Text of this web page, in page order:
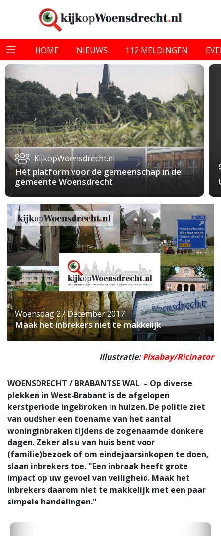
HOME NIEUWS 112 MELDINGEN
KijkopWoensdrecht.nl
Hét platform voor de gemeenschap in de
gemeente Woensdrecht
Woensdag 27 December 2017
Maak het inbrekers niet te makkelijk
Illustratie:Pixabay/Ricinator
WOENSDRECHT / BRABANTSE WAL – Op diverse
plekken in West-Brabant is de afgelopen
kerstperiode ingebroken in huizen. De politie ziet
van oudsher een toename van het aantal
woninginbraken tijdens de zogenaamde donkere
dagen. Zeker als u van huis bent voor
(familie)bezoek of om eindejaarsinkopen te doen,
slaan inbrekers toe. "Een inbraak heeft grote
impact op uw gevoel van veiligheid. Maak het
inbrekers daarom niet te makkelijk met een paar
simpele handelingen."